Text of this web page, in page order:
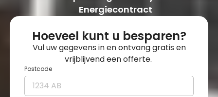
Energiecontract
Hoeveel kunt u besparen?
Vul uw gegevens in en ontvang gratis en
vrijblijvend een offerte.
Postcode